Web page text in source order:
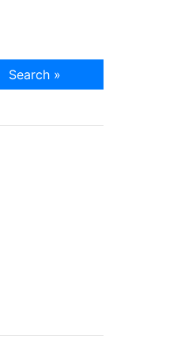
Search »